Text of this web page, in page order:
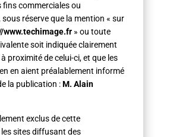
fins commerciales ou
réserve que la mention « sur
www.techimage.fr» ou toute
soit indiquée clairement
proximité de celui-ci, et que les
en aient préalablement informé
la publication : M. Alain
exclus de cette
sites diffusant des